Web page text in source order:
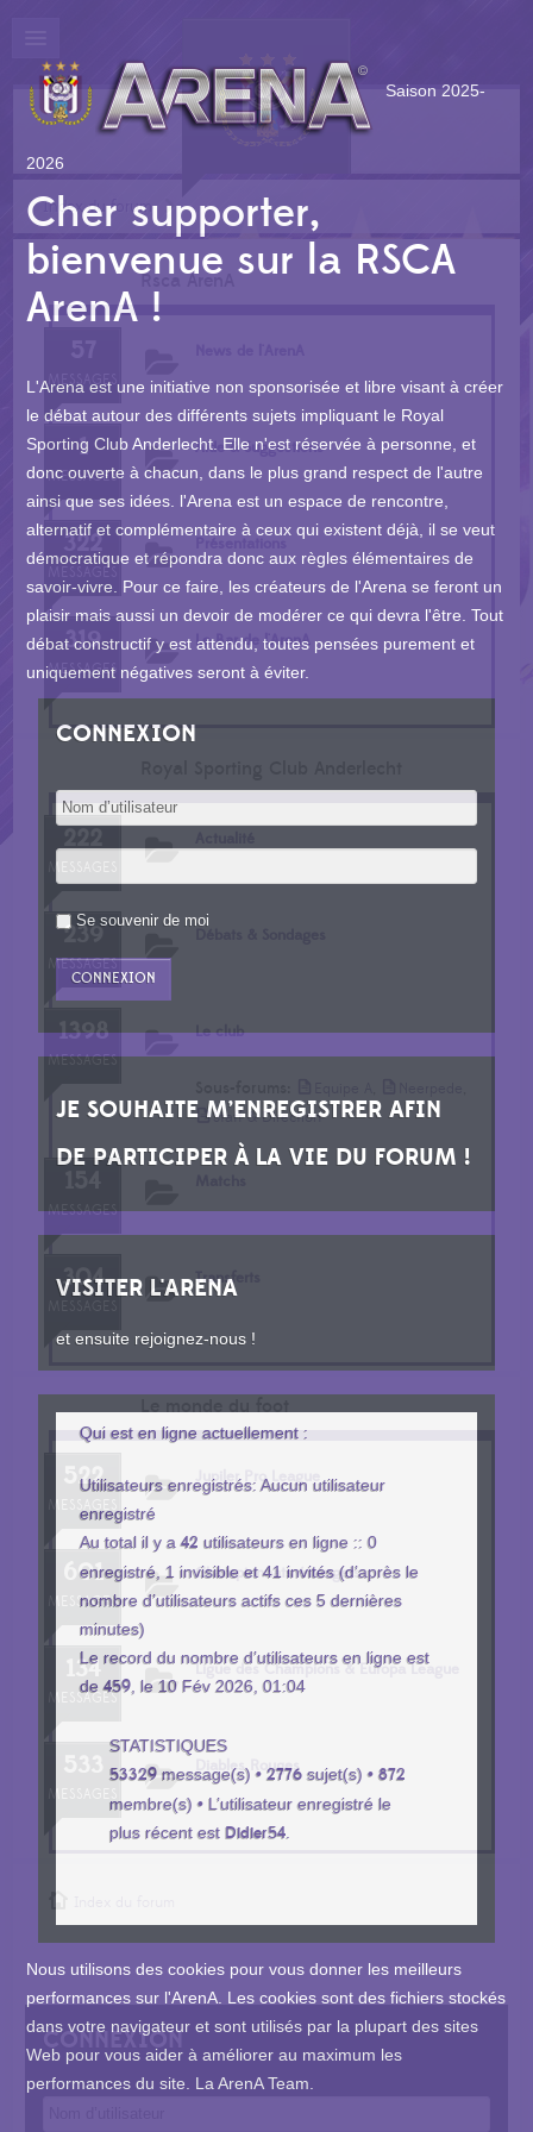
Saison 2025-
2026
Cher supporter,
bienvenue sur la RSCA
ArenA !
L'Arena est une initiative non sponsorisée et libre visant à créer
le débat autour des différents sujets impliquant le Royal
Sporting Club Anderlecht. Elle n'est réservée à personne, et
donc ouverte à chacun, dans le plus grand respect de l'autre
ainsi que ses idées. l'Arena est un espace de rencontre,
alternatif et complémentaire à ceux qui existent déjà, il se veut
démocratique et répondra donc aux règles élémentaires de
savoir-vivre. Pour ce faire, les créateurs de l'Arena se feront un
plaisir mais aussi un devoir de modérer ce qui devra l'être. Tout
débat constructif y est attendu, toutes pensées purement et
uniquement négatives seront à éviter.
CONNEXION
Se souvenir de moi
JE SOUHAITE M’ENREGISTRER AFIN
DE PARTICIPER À LA VIE DU FORUM !
VISITER L'ARENA
et ensuite rejoignez-nous !
Qui est en ligne actuellement :
Utilisateurs enregistrés: Aucun utilisateur
enregistré
Au total il y a42 utilisateurs en ligne :: 0
enregistré, 1 invisible et 41 invités (d’après le
nombre d’utilisateurs actifs ces 5 dernières
minutes)
Le record du nombre d’utilisateurs en ligne est
de459 , le 10 Fév 2026, 01:04
STATISTIQUES
53329 message(s) •2776 sujet(s) •872
membre(s) • L’utilisateur enregistré le
plus récent estDidier54
Nous utilisons des cookies pour vous donner les meilleurs
performances sur l'ArenA. Les cookies sont des fichiers stockés
dans votre navigateur et sont utilisés par la plupart des sites
Web pour vous aider à améliorer au maximum les
performances du site. La ArenA Team.
Index du forum
Rsca ArenA
MESSAGES
1
MESSAGES
Aide & Suggestions
322
MESSAGES
319
MESSAGES
Le Bar de l'ArenA
239
MESSAGES
1398
MESSAGES
Le club
Staff & Direction
MESSAGES
304 Transferts
Le monde du foot
522 Jupiler Pro League
601
MESSAGES
Championnats étrangers
134
MESSAGES
Ligue des Champions & Europa League
Diables Rouges
CONNEXION